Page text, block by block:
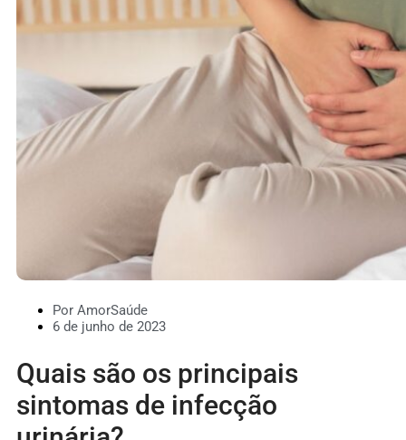
Por AmorSaúde
6 de junho de 2023
Quais são os principais
sintomas de infecção